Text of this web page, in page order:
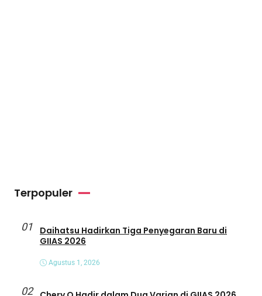
Terpopuler
01
Daihatsu Hadirkan Tiga Penyegaran Baru di
GIIAS 2026
Agustus 1, 2026
02